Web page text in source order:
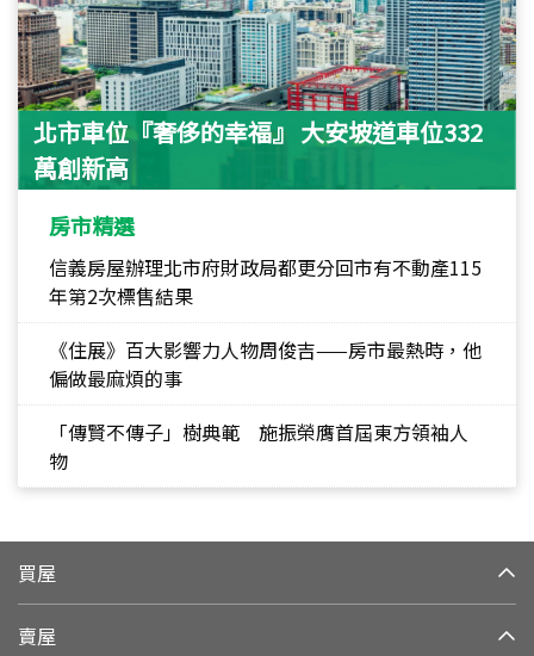
北市車位『奢侈的幸福』 大安坡道車位332
萬創新高
房市精選
信義房屋辦理北市府財政局都更分回市有不動產115
年第2次標售結果
《住展》百大影響力人物周俊吉——房市最熱時，他
偏做最麻煩的事
「傳賢不傳子」樹典範 施振榮膺首屆東方領袖人
物
買屋
賣屋